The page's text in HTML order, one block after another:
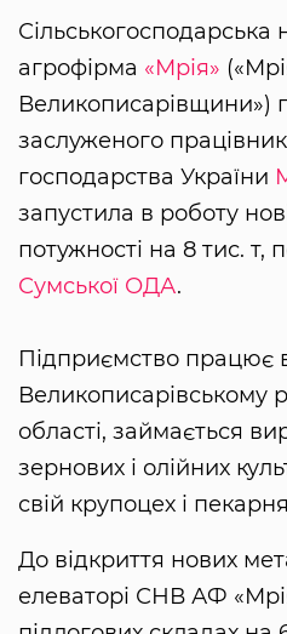
агрофірма «Мрія»
Великописарівщини»)
заслуженого
господарства України
запустила в роботу
потужності на 8 тис. т,
Сумської ОДА.
Підприємство працює
Великописарівському
області, займається
зернових і олійних
свій крупоцех і
До відкриття нових
елеваторі СНВ АФ